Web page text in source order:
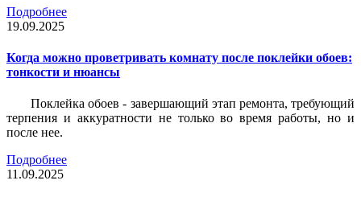
Подробнее
19.09.2025
Когда можно проветривать комнату после поклейки обоев:
тонкости и нюансы
Поклейка обоев - завершающий этап ремонта, требующий
терпения и аккуратности не только во время работы, но и
после нее.
Подробнее
11.09.2025